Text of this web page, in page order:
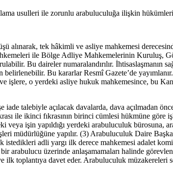
usulleri ile zorunlu arabuluculuğa ilişkin
tek hâkimli ve asliye mahkemesi
ile Bölge Adliye Mahkemelerinin Kuruluş,
Bu daireler numaralandırılır. İhtisaslaşmanın
Bu kararlar Resmî Gazete’de
işlere, o yerdeki asliye hukuk mahkemesince, bu
talebiyle açılacak davalarda, dava açılmadan
ile ikinci fıkrasının birinci cümlesi hükmüne göre
veya işin yapıldığı yerdeki arabuluculuk bürosuna,
müdürlüğüne yapılır. (3) Arabuluculuk Daire
istedikleri adli yargı ilk derece mahkemesi adalet
arabulucu üzerinde anlaşamamaları halinde
toplantıya davet eder. Arabuluculuk müzakereleri